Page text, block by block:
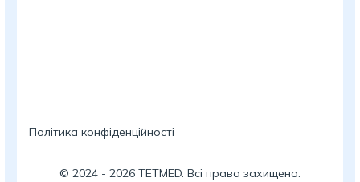
Політика конфіденційності
© 2024 - 2026 TETMED. Всі права захищено.